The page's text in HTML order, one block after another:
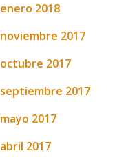
enero 2018
noviembre 2017
octubre 2017
septiembre 2017
mayo 2017
abril 2017